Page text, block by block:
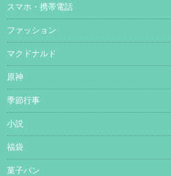
スマホ・携帯電話
ファッション
マクドナルド
原神
季節行事
小説
福袋
菓子パン